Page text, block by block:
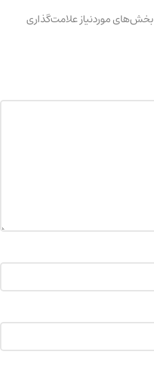
بخش‌های موردنیاز علامت‌گذاری